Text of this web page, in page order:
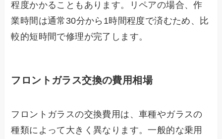
程度かかることもあります。リペアの場合、作
業時間は通常30分から1時間程度で済むため、比
較的短時間で修理が完了します。
フロントガラス交換の費用相場
フロントガラスの交換費用は、車種やガラスの
種類によって大きく異なります。一般的な乗用